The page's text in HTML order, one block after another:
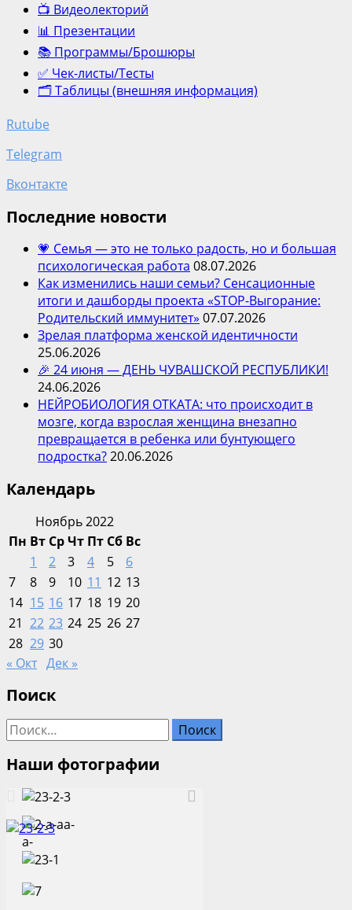
📺 Видеолекторий
📊 Презентации
📚 Программы/Брошюры
✅ Чек-листы/Тесты
🗂️ Таблицы (внешняя информация)
Rutube
Telegram
Вконтакте
Последние новости
💗 Семья — это не только радость, но и большая
психологическая работа 08.07.2026
Как изменились наши семьи? Сенсационные
итоги и дашборды проекта «STOP-Выгорание:
Родительский иммунитет» 07.07.2026
Зрелая платформа женской идентичности
25.06.2026
🎉 24 июня — ДЕНЬ ЧУВАШСКОЙ РЕСПУБЛИКИ!
24.06.2026
НЕЙРОБИОЛОГИЯ ОТКАТА: что происходит в
мозге, когда взрослая женщина внезапно
превращается в ребенка или бунтующего
подростка?20.06.2026
Календарь
Ноябрь 2022
Пн Вт СрЧт Пт Сб Вс
1
2 3 4 5
6
7
8 9 10 11 12 13
14 15 16 17 18 19 20
21 22 23 24 25 26 27
28 29 30
« Окт Дек »
Поиск
Найти:
Наши фотографии